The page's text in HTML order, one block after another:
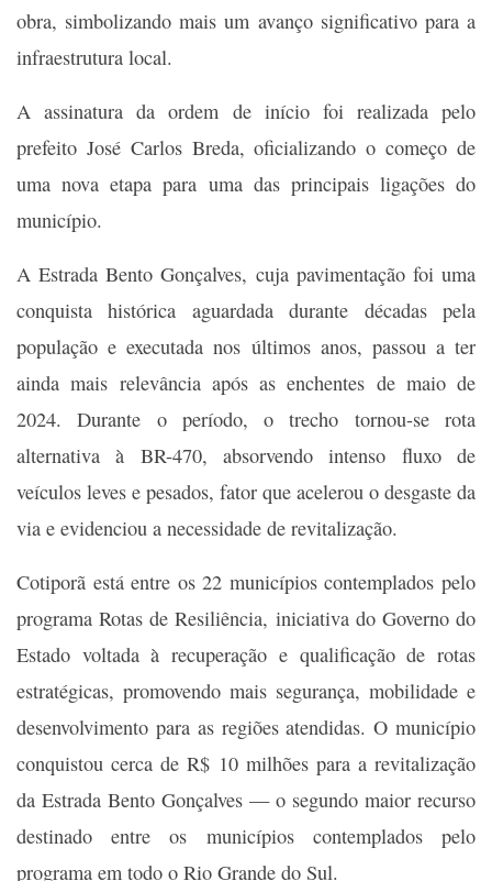
obra, simbolizando mais um avanço significativo para a
infraestrutura local.
A assinatura da ordem de início foi realizada pelo
prefeito José Carlos Breda, oficializando o começo de
uma nova etapa para uma das principais ligações do
município.
A Estrada Bento Gonçalves, cuja pavimentação foi uma
conquista histórica aguardada durante décadas pela
população e executada nos últimos anos, passou a ter
ainda mais relevância após as enchentes de maio de
2024. Durante o período, o trecho tornou-se rota
alternativa à BR-470, absorvendo intenso fluxo de
veículos leves e pesados, fator que acelerou o desgaste da
via e evidenciou a necessidade de revitalização.
Cotiporã está entre os 22 municípios contemplados pelo
programa Rotas de Resiliência, iniciativa do Governo do
Estado voltada à recuperação e qualificação de rotas
estratégicas, promovendo mais segurança, mobilidade e
desenvolvimento para as regiões atendidas. O município
conquistou cerca de R$ 10 milhões para a revitalização
da Estrada Bento Gonçalves — o segundo maior recurso
destinado entre os municípios contemplados pelo
programa em todo o Rio Grande do Sul.